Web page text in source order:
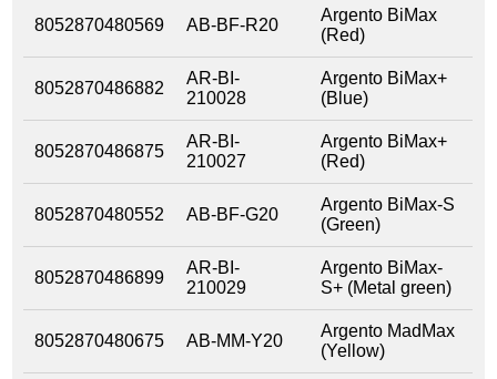
8052870480569 AB-BF-R20
Argento BiMax
(Red)
8052870486882
AR-BI-
210028
Argento BiMax+
(Blue)
8052870486875
AR-BI-
210027
Argento BiMax+
(Red)
8052870480552 AB-BF-G20
Argento BiMax-S
(Green)
8052870486899
AR-BI-
210029
Argento BiMax-
S+ (Metal green)
8052870480675 AB-MM-Y20
Argento MadMax
(Yellow)